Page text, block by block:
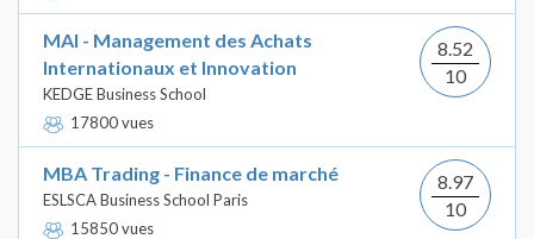
MAI - Management des Achats
Internationaux et Innovation
KEDGE Business School
17800 vues
8.52
10
MBA Trading - Finance de marché
ESLSCA Business School Paris
15850 vues
8.97
10